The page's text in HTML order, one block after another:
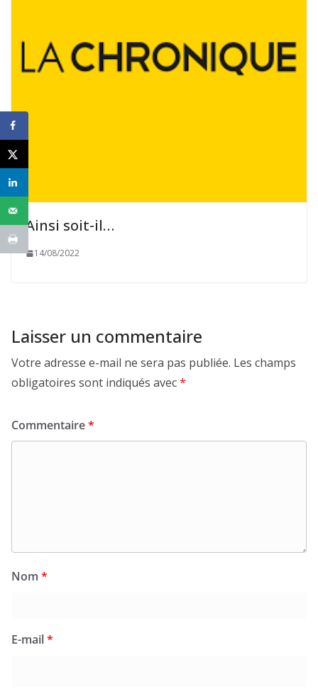
Ainsi soit-il…
14/08/2022
Laisser un commentaire
Votre adresse e-mail ne sera pas publiée. Les champs
obligatoires sont indiqués avec*
Commentaire*
Nom *
E-mail*